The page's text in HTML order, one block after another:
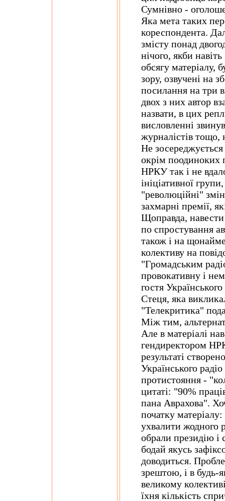
Сумнівно -
Яка мета таких
кореспондента.
змісту понад
нічого, якби
обсягу матеріалу,
зору, озвучені на
посилання на три
двох з них автор
назвати, в цих
висловленні
журналістів
Не
окрім поодиноких
НРКУ так і не
ініціативної
"революційні"
захмарні премії,
Щоправда, навести
по спростування
також і на
колективу на
"Громадським
провокативну і
гостя
Стеця, яка
"Телекритика"
Між тим,
Але в матеріалі
гендиректором
результаті
Українського
протистояння -
цитаті: "90%
пана Аврахова".
початку
ухвалити жодного
обрали президію і
бодай якусь
доводиться.
зрештою, і в будь-
великому
їхня кількість